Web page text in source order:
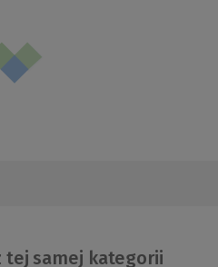
tej samej kategorii